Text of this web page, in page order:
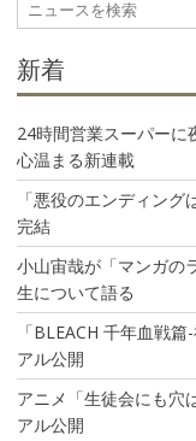
ョ
新着
24時間営業スーパーに
心温まる新連載
「悪役のエンディン
完結
小山宙哉が「マンガの
生について語る
「BLEACH 千年血戦
アル公開
アニメ「生徒会にも穴
アル公開